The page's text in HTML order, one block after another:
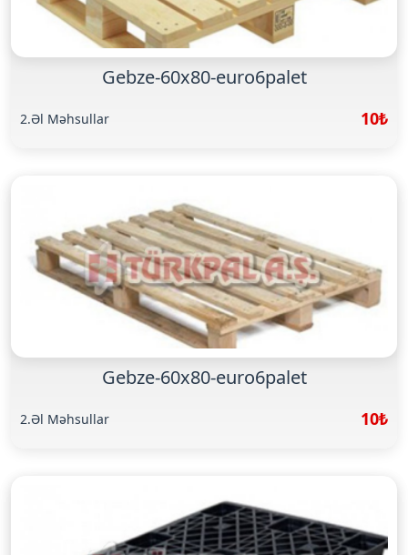
Gebze-60x80-euro6palet
2.Əl Məhsullar 10₺
Gebze-60x80-euro6palet
2.Əl Məhsullar 10₺